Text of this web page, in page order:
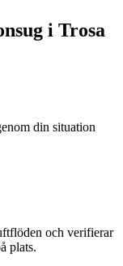
i Trosa
din situation
och verifierar
plats.